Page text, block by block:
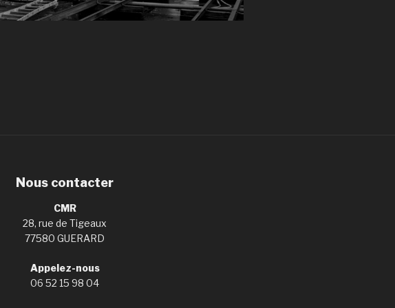
Nous contacter
CMR
28, rue de Tigeaux
77580 GUERARD
Appelez-nous
06 52 15 98 04